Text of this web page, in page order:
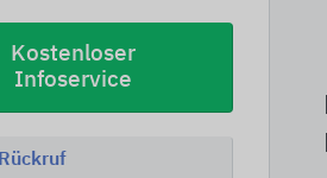
Kostenloser
Infoservice
Rückruf